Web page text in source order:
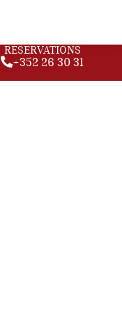
RÉSERVATIONS
+352 26 30 31